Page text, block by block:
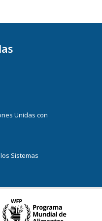
Unidas con
Sistemas